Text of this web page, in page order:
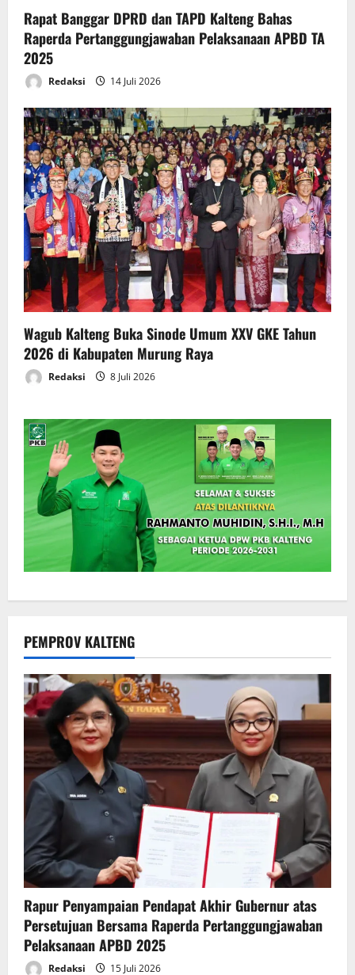
Rapat Banggar DPRD dan TAPD Kalteng Bahas
Raperda Pertanggungjawaban Pelaksanaan APBD TA
2025
Redaksi 14 Juli 2026
Wagub Kalteng Buka Sinode Umum XXV GKE Tahun
2026 di Kabupaten Murung Raya
Redaksi 8 Juli 2026
PEMPROV KALTENG
Rapur Penyampaian Pendapat Akhir Gubernur atas
Persetujuan Bersama Raperda Pertanggungjawaban
Pelaksanaan APBD 2025
Redaksi 15 Juli 2026